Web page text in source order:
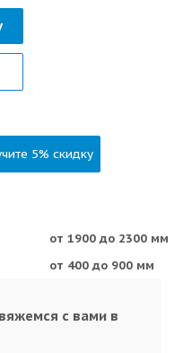
5% скидку
от 1900 до 2300 мм
от 400 до 900 мм
с вами в